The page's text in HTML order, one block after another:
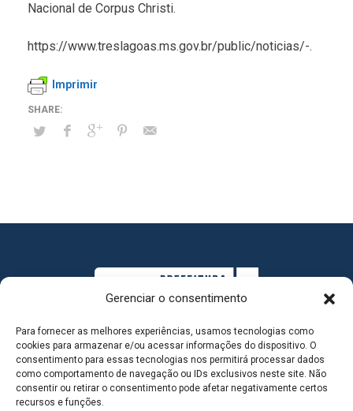
Gerenciar o consentimento
Para fornecer as melhores experiências, usamos tecnologias como
cookies para armazenar e/ou acessar informações do dispositivo. O
consentimento para essas tecnologias nos permitirá processar dados
como comportamento de navegação ou IDs exclusivos neste site. Não
consentir ou retirar o consentimento pode afetar negativamente certos
recursos e funções.
Nacional de Corpus Christi.
https://www.treslagoas.ms.gov.br/public/noticias/-.
Imprimir
MAPA DO SITE